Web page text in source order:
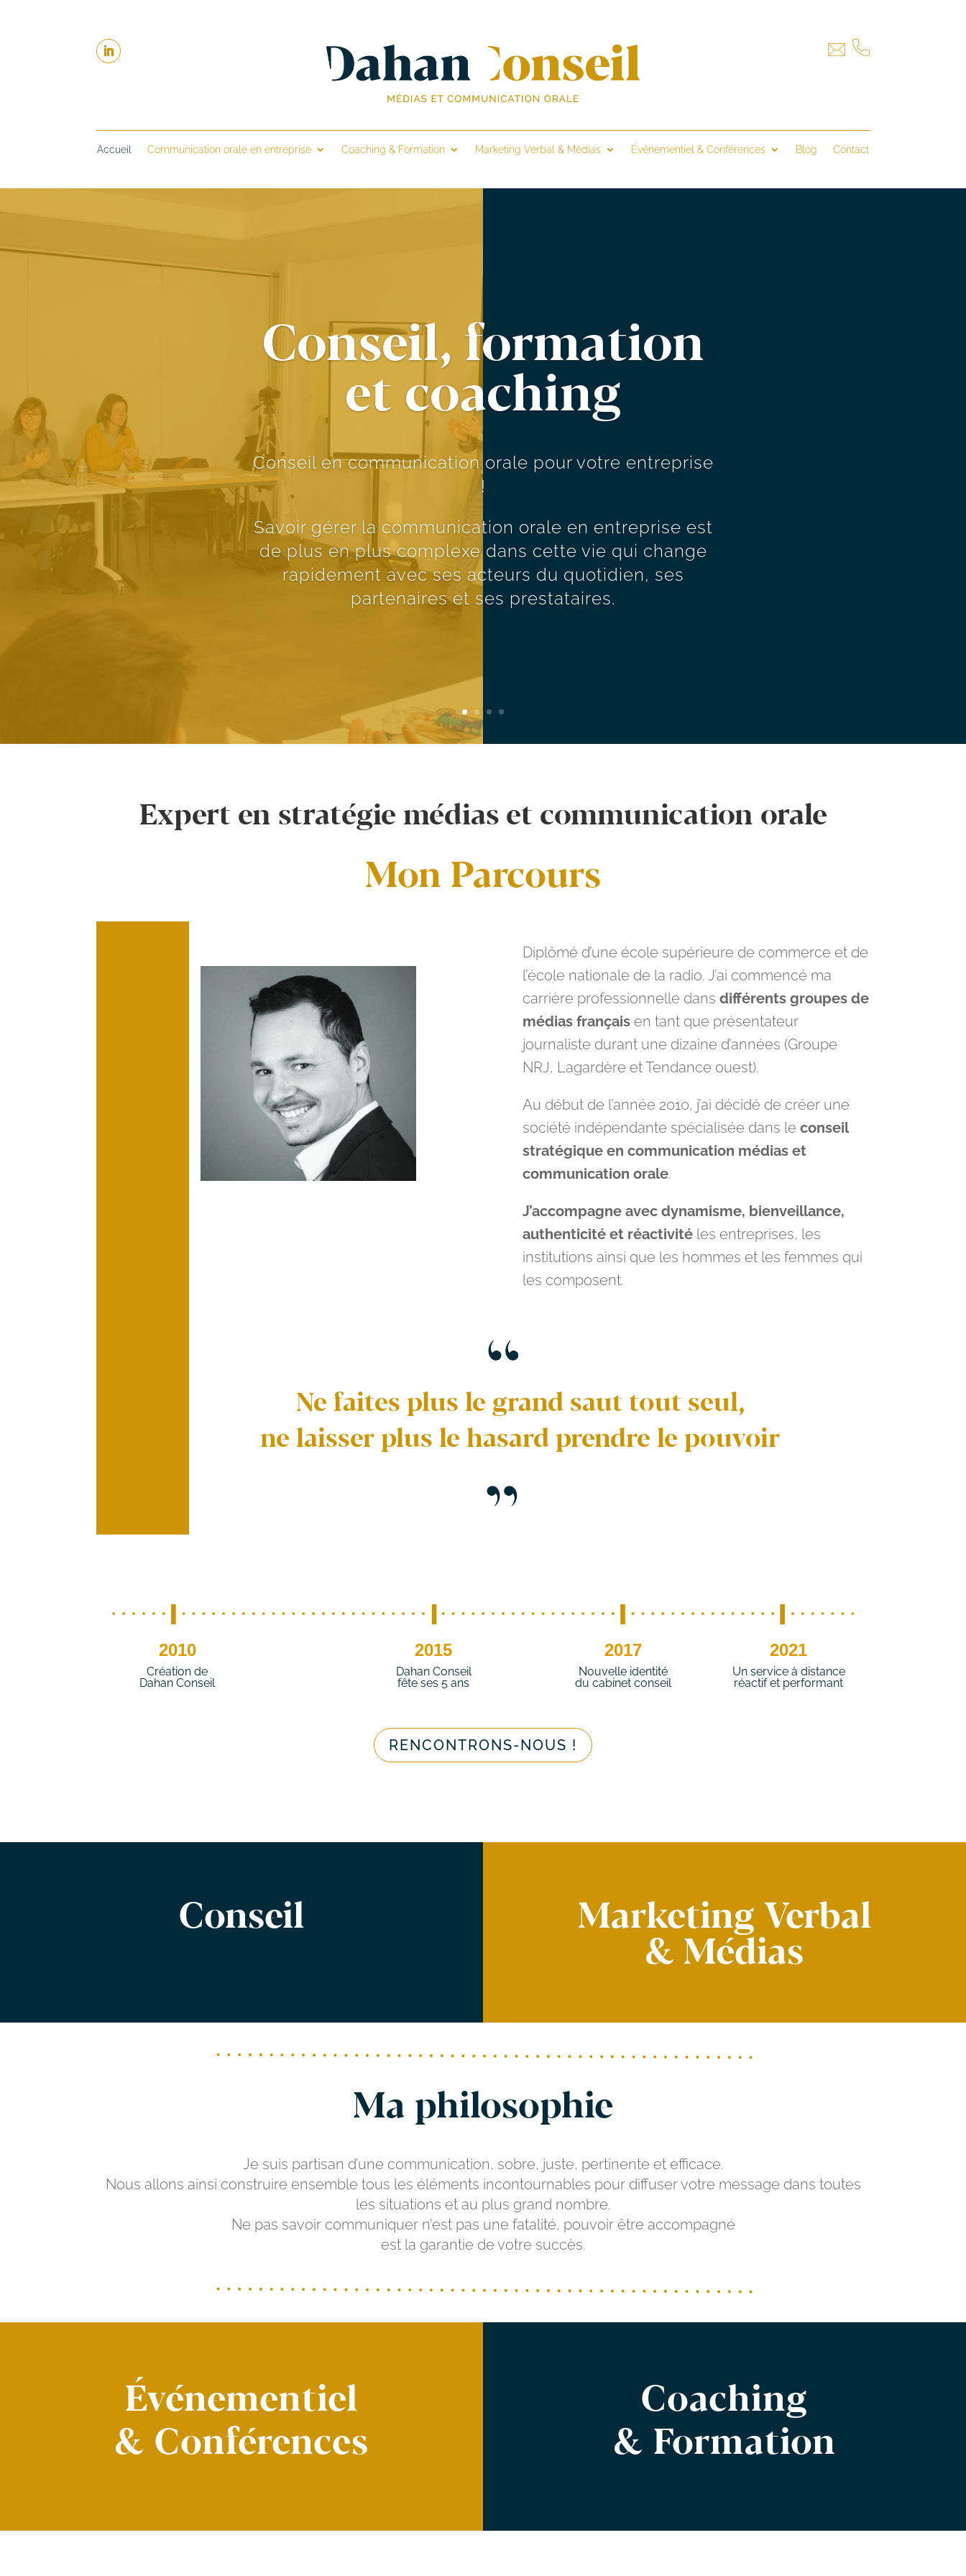
Accueil Communication orale en entreprise Coaching & Formation Marketing Verbal & Médias Événementiel & Conférences Blog Contact
Conseil, formation
et coaching
Conseil en communication orale pour votre entreprise
!
Savoir gérer la communication orale en entreprise est
de plus en plus complexe dans cette vie qui change
rapidement avec ses acteurs du quotidien, ses
partenaires et ses prestataires.
Expert en stratégie médias et communication orale
Mon Parcours
Diplômé d’une école supérieure de commerce et de
l’école nationale de la radio. J’ai commencé ma
carrière professionnelle dans différents groupes de
médias françaisen tant que présentateur
journaliste durant une dizaine d’années (Groupe
NRJ, Lagardère et Tendance ouest).
Au début de l’année 2010, j’ai décidé de créer une
société indépendante spécialisée dans le conseil
stratégique en communication médias et
communication orale.
J’accompagne avec dynamisme, bienveillance,
authenticité et réactivitéles entreprises, les
institutions ainsi que les hommes et les femmes qui
les composent.
Ne faites plus le grand saut tout seul,
ne laisser plus le hasard prendre le pouvoir
2010
Création de
Dahan Conseil
2015
Dahan Conseil
fête ses 5 ans
2017
Nouvelle identité
du cabinet conseil
2021
Un service à distance
réactif et performant
RENCONTRONS-NOUS !
Conseil
Marketing Verbal
& Médias
Ma philosophie
Je suis partisan d’une communication, sobre, juste, pertinente et efficace.
Nous allons ainsi construire ensemble tous les éléments incontournables pour diffuser votre message dans toutes
les situations et au plus grand nombre.
Ne pas savoir communiquer n’est pas une fatalité, pouvoir être accompagné
est la garantie de votre succès.
Événementiel
& Conférences
Coaching
& Formation